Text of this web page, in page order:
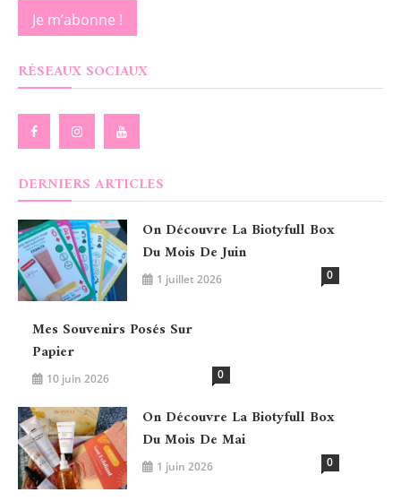
RÉSEAUX SOCIAUX
DERNIERS ARTICLES
On Découvre La Biotyfull Box
Du Mois De Juin
1 juillet 2026 0
Mes Souvenirs Posés Sur
Papier
10 juin 2026 0
On Découvre La Biotyfull Box
Du Mois De Mai
1 juin 2026 0